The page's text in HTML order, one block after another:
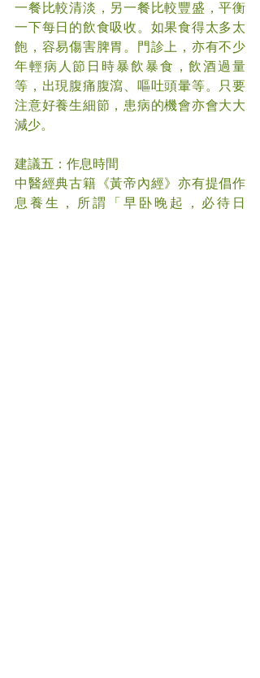
一餐比較清淡，另一餐比較豐盛，平衡
一下每日的飲食吸收。如果食得太多太
飽，容易傷害脾胃。門診上，亦有不少
年輕病人節日時暴飲暴食，飲酒過量
等，出現腹痛腹瀉、嘔吐頭暈等。只要
注意好養生細節，患病的機會亦會大大
減少。
建議五：作息時間
中醫經典古籍《黃帝內經》亦有提倡作
息養生，所謂「早卧晚起，必待日